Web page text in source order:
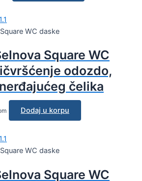
WC daske
Square WC
odozdo,
čelika
Dodaj u korpu
WC daske
Square WC